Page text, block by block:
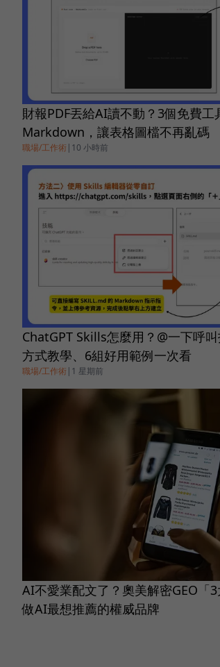
財報PDF丟給AI讀不動？3個免費工
Markdown，讓表格圖檔不再亂碼
職場/工作術 | 10 小時前
ChatGPT Skills怎麼用？@一下呼
方式教學、6組好用範例一次看
職場/工作術 | 1 星期前
AI不愛業配文了？奧美解密GEO「3
做AI最想推薦的權威品牌